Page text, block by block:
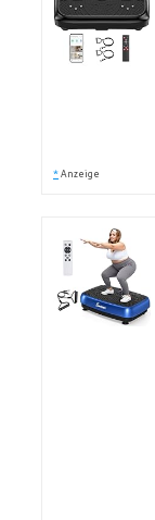
* Anzeige